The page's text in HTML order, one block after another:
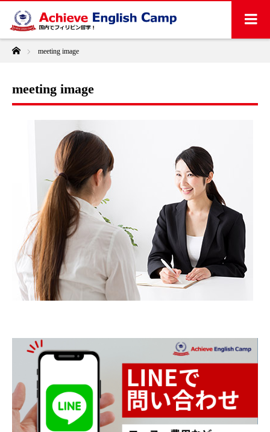
meeting image
meeting image